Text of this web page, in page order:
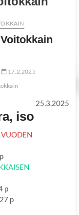
17.2.2025
25.3.2025
iso
VUODEN
p
p